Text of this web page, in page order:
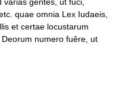
quae omnia Lex Iudaeis,
et certae locustarum
numero fuêre, ut